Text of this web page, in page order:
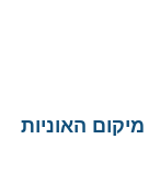
האוניות